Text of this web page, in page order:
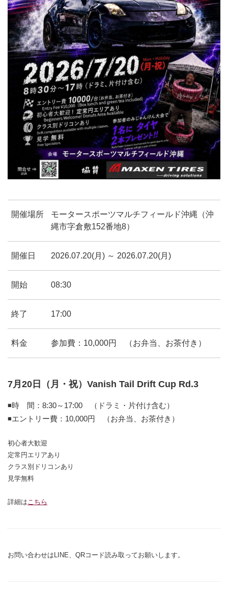
開催場所
モータースポーツマルチフィールド沖縄（沖
縄市字倉敷152番地8）
開催日 2026.07.20(月) ～ 2026.07.20(月)
開始 08:30
終了 17:00
料金 参加費：10,000円 （お弁当、お茶付き）
7月20日（月・祝）Vanish Tail Drift Cup Rd.3
◾️時 間：8:30～17:00 （ドラミ・片付け含む）
◾️エントリー費：10,000円 （お弁当、お茶付き）
初心者大歓迎
定常円エリアあり
クラス別ドリコンあり
見学無料
詳細は こちら
お問い合わせはLINE、QRコード読み取ってお願いします。